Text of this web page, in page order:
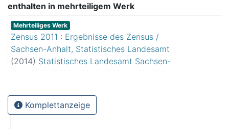
enthalten in mehrteiligem Werk
Mehrteiliges Werk
Zensus 2011 : Ergebnisse des Zensus /
Sachsen-Anhalt, Statistisches Landesamt
(2014) Statistisches Landesamt Sachsen-
Komplettanzeige